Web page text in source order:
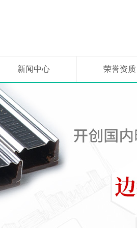
新闻中心 荣誉资质